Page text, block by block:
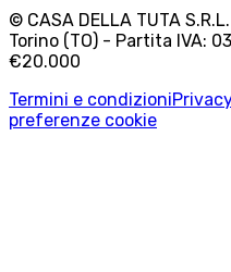
© CASA DELLA TUTA
Torino (TO) - Partita IVA:
€20.000
Termini e condizioni
preferenze cookie